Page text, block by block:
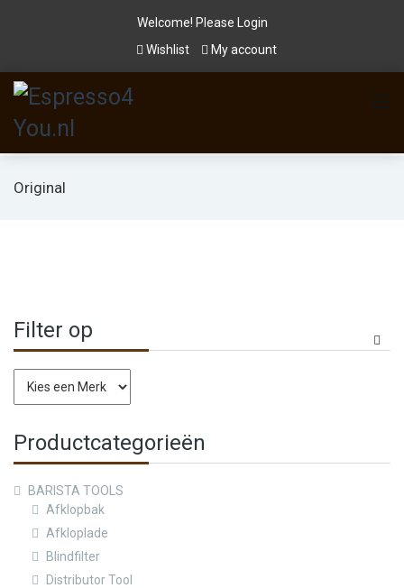
Welcome! Please
Login
Wishlist
My account
Original
Filter op
Productcategorieën
BARISTA TOOLS
Afklopbak
Afkloplade
Blindfilter
Distributor Tool